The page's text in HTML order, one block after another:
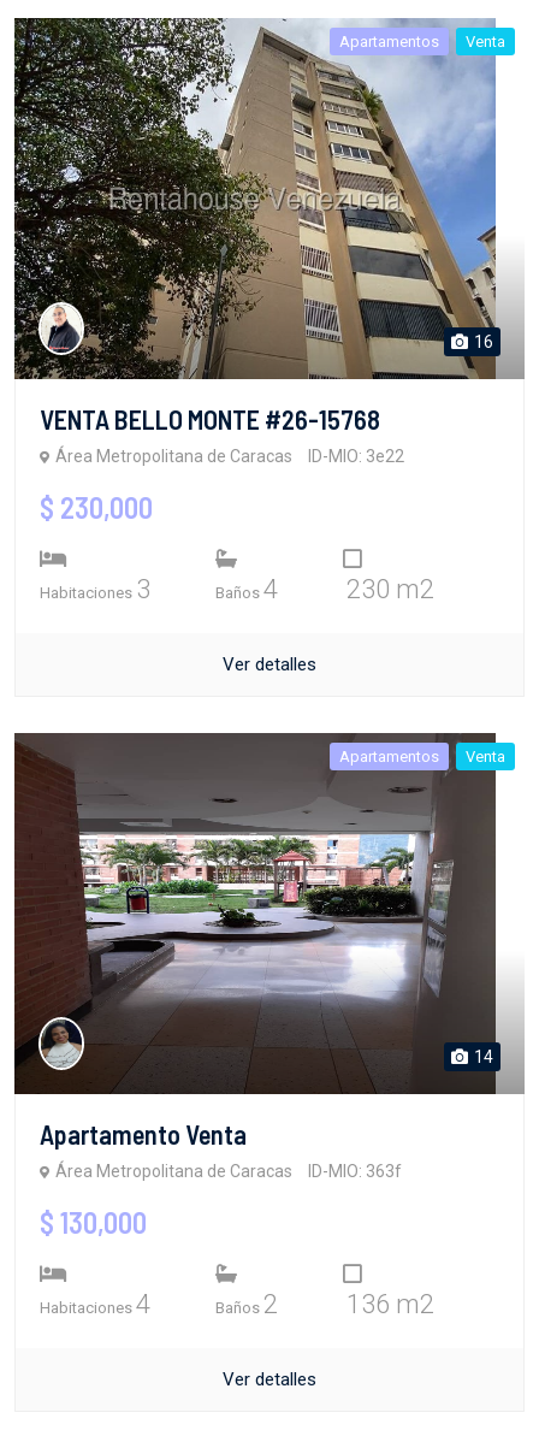
Apartamentos Venta
16
VENTA BELLO MONTE #26-15768
Área Metropolitana de Caracas ID-MIO: 3e22
$ 230,000
Habitaciones 3 Baños 4 230 m2
Ver detalles
Apartamentos Venta
14
Apartamento Venta
Área Metropolitana de Caracas ID-MIO: 363f
$ 130,000
Habitaciones 4 Baños 2 136 m2
Ver detalles